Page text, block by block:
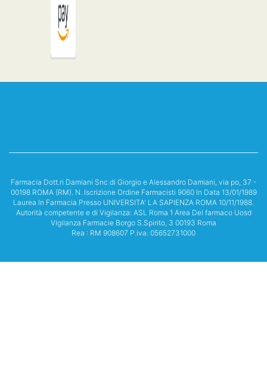
Farmacia Dott.ri Damiani Snc di Giorgio e Alessandro Damiani, via po, 37 -
00198 ROMA (RM). N. Iscrizione Ordine Farmacisti 9060 In Data 13/01/1989
Laurea In Farmacia Presso UNIVERSITA' LA SAPIENZA ROMA 10/11/1988.
Autorità competente e di Vigilanza: ASL Roma 1 Area Del farmaco Uosd
Vigilanza Farmacie Borgo S.Spirito, 3 00193 Roma
Rea : RM 908607 P.iva: 05652731000